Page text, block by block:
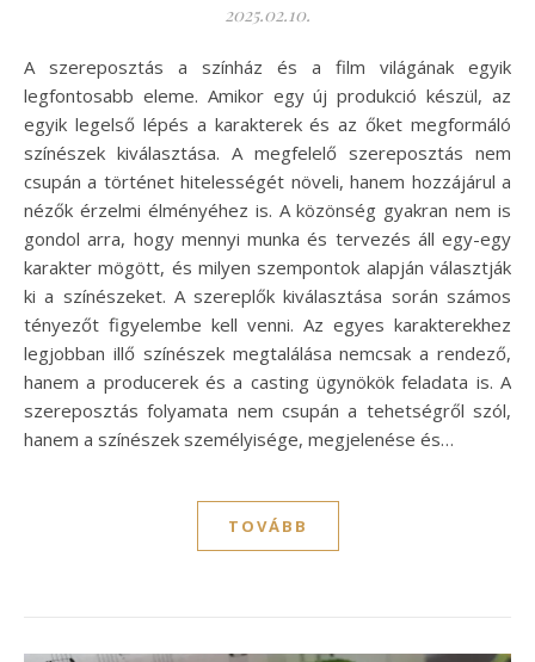
2025.02.10.
A szereposztás a színház és a film világának egyik
legfontosabb eleme. Amikor egy új produkció készül, az
egyik legelső lépés a karakterek és az őket megformáló
színészek kiválasztása. A megfelelő szereposztás nem
csupán a történet hitelességét növeli, hanem hozzájárul a
nézők érzelmi élményéhez is. A közönség gyakran nem is
gondol arra, hogy mennyi munka és tervezés áll egy-egy
karakter mögött, és milyen szempontok alapján választják
ki a színészeket. A szereplők kiválasztása során számos
tényezőt figyelembe kell venni. Az egyes karakterekhez
legjobban illő színészek megtalálása nemcsak a rendező,
hanem a producerek és a casting ügynökök feladata is. A
szereposztás folyamata nem csupán a tehetségről szól,
hanem a színészek személyisége, megjelenése és…
TOVÁBB